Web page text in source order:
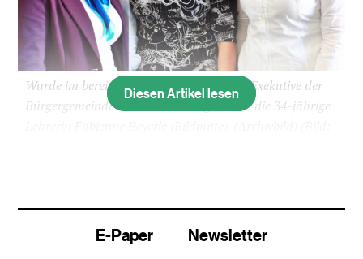
Wurde im bereits ersten Wahlgang in die Exekutive der
Bürgergemeinde der Stadt Basel gewählt: die 34-jährige
Basler Bürgerrat: Als Nachfolgerin von Paul von
Gunten wählte der Bürgergemeinderat am
Dienstag Fabienne Beyerle in die Exekutive der
Diesen Artikel lesen
E-Paper Newsletter